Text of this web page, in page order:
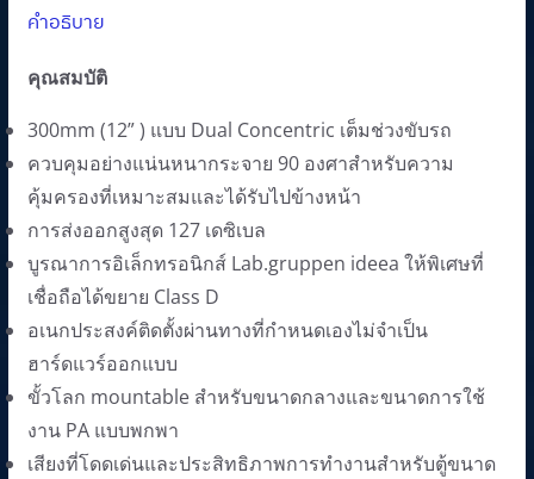
คำอธิบาย
คุณสมบัติ
300mm (12” ) แบบ Dual Concentric เต็มช่วงขับรถ
ควบคุมอย่างแน่นหนากระจาย 90 องศาสำหรับความ
คุ้มครองที่เหมาะสมและได้รับไปข้างหน้า
การส่งออกสูงสุด 127 เดซิเบล
บูรณาการอิเล็กทรอนิกส์ Lab.gruppen ideea ให้พิเศษที่
เชื่อถือได้ขยาย Class D
อเนกประสงค์ติดตั้งผ่านทางที่กำหนดเองไม่จำเป็น
ฮาร์ดแวร์ออกแบบ
ขั้วโลก mountable สำหรับขนาดกลางและขนาดการใช้
งาน PA แบบพกพา
เสียงที่โดดเด่นและประสิทธิภาพการทำงานสำหรับตู้ขนาด